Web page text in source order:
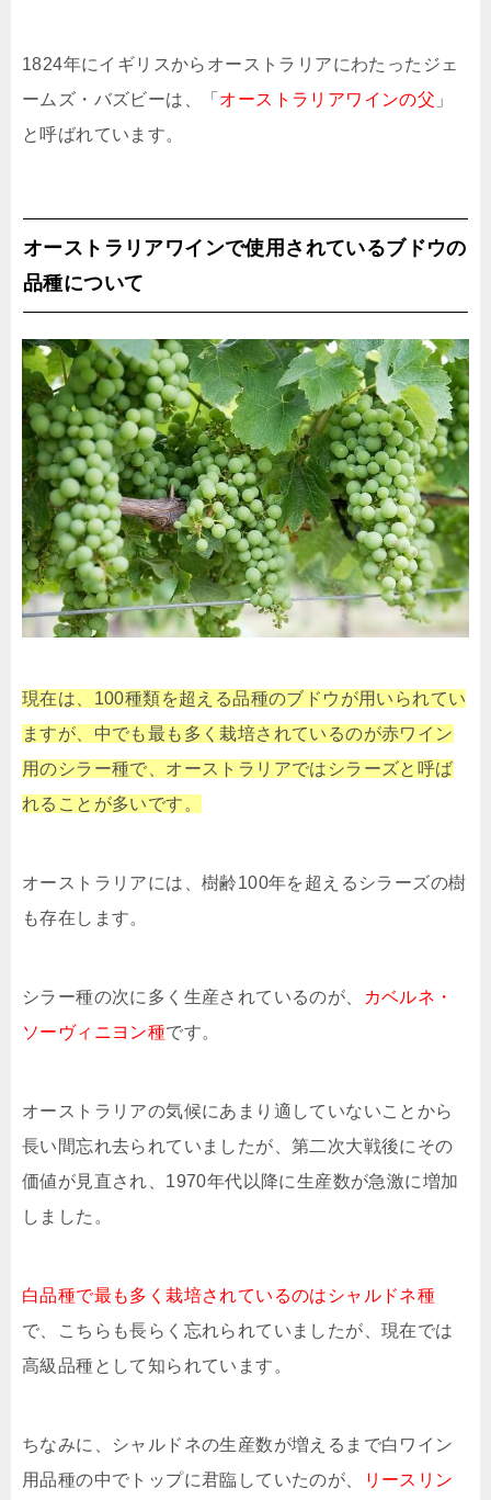
1824年にイギリスからオーストラリアにわたったジェ
ームズ・バズビーは、「 オーストラリアワインの父 」
と呼ばれています。
オーストラリアワインで使用されているブドウの
品種について
現在は、100種類を超える品種のブドウが用いられてい
ますが、中でも最も多く栽培されているのが赤ワイン
用のシラー種で、オーストラリアではシラーズと呼ば
れることが多いです。
オーストラリアには、樹齢100年を超えるシラーズの樹
も存在します。
シラー種の次に多く生産されているのが、
カベルネ・
ソーヴィニヨン種です。
オーストラリアの気候にあまり適していないことから
長い間忘れ去られていましたが、第二次大戦後にその
価値が見直され、1970年代以降に生産数が急激に増加
しました。
白品種で最も多く栽培されているのはシャルドネ種
で、こちらも長らく忘れられていましたが、現在では
高級品種として知られています。
ちなみに、シャルドネの生産数が増えるまで白ワイン
用品種の中でトップに君臨していたのが、
リースリン